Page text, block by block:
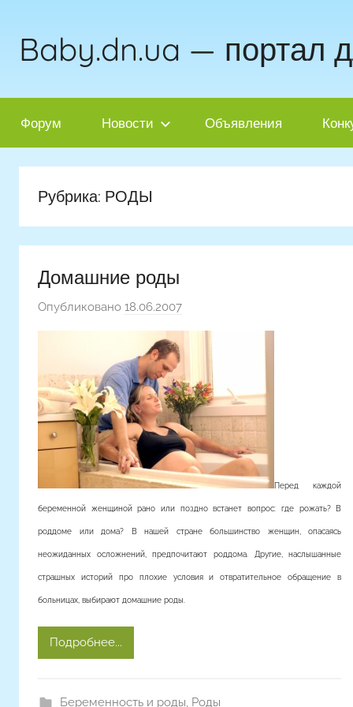
содержимому
Baby.dn.ua — портал
Форум Новости Объявления
Рубрика: РОДЫ
Домашние роды
Опубликовано 18.06.2007
р
о
м
Перед каждой
беременной женщиной рано или поздно встанет вопрос: где рожать? В
роддоме или дома? В нашей стране большинство женщин, опасаясь
неожиданных осложнений, предпочитают роддома. Другие, наслышанные
страшных историй про плохие условия и отвратительное обращение в
больницах, выбирают домашние роды.
Подробнее...
Беременность и роды, Роды